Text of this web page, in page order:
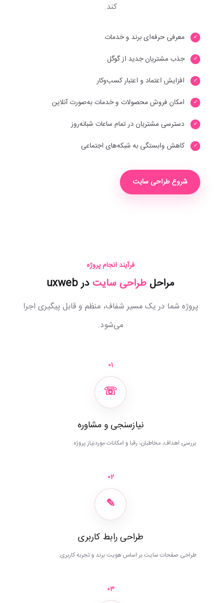
کند.
معرفی حرفه‌ای برند و خدمات
جذب مشتریان جدید از گوگل
افزایش اعتماد و اعتبار کسب‌وکار
امکان فروش محصولات و خدمات به‌صورت آنلاین
دسترسی مشتریان در تمام ساعات شبانه‌روز
کاهش وابستگی به شبکه‌های اجتماعی
شروع طراحی سایت
فرآیند انجام پروژه
مراحل طراحی سایت در uxweb
پروژه شما در یک مسیر شفاف، منظم و قابل پیگیری اجرا
می‌شود.
01
☏
نیازسنجی و مشاوره
بررسی اهداف، مخاطبان، رقبا و امکانات موردنیاز پروژه.
02
✎
طراحی رابط کاربری
طراحی صفحات سایت بر اساس هویت برند و تجربه کاربری.
03